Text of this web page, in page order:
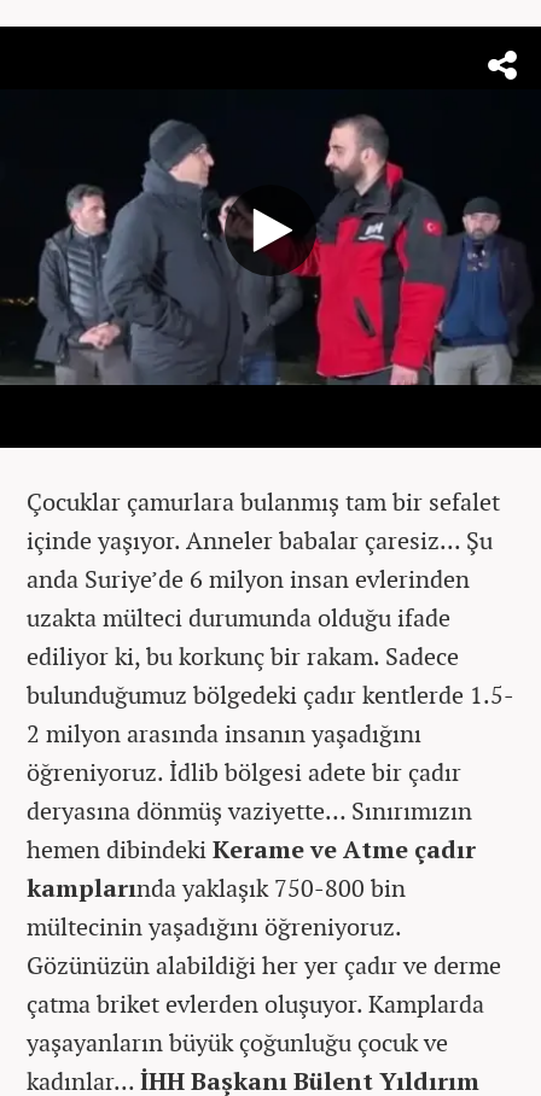
Çocuklar çamurlara bulanmış tam bir sefalet
içinde yaşıyor.Anneler babalar çaresiz... Şu
anda Suriye’de 6 milyon insan evlerinden
uzakta mülteci durumunda olduğu ifade
ediliyor ki, bu korkunç bir rakam. Sadece
bulunduğumuz bölgedeki çadır kentlerde 1.5-
2 milyon arasında insanın yaşadığını
öğreniyoruz. İdlib bölgesi adete bir çadır
deryasına dönmüş vaziyette… Sınırımızın
hemen dibindekiKerame ve Atme çadır
kamplarında yaklaşık 750-800 bin
mültecinin yaşadığını öğreniyoruz.
Gözünüzün alabildiği her yer çadır ve derme
çatma briket evlerden oluşuyor. Kamplarda
yaşayanların büyük çoğunluğu çocuk ve
kadınlar...İHH Başkanı Bülent Yıldırım